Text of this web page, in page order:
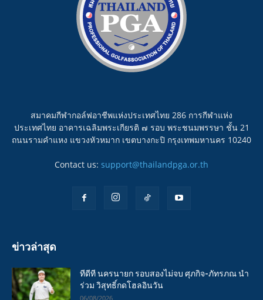
สมาคมกีฬากอล์ฟอาชีพแห่งประเทศไทย 286 การกีฬาแห่ง
ประเทศไทย อาคารเฉลิมพระเกียรติ ๗ รอบ พระชนมพรรษา ชั้น 21
ถนนรามคำแหง แขวงหัวหมาก เขตบางกะปิ กรุงเทพมหานคร 10240
Contact us: support@thailandpga.or.th
ข่าวล่าสุด
ทีดีที นครนายก รอบสองไม่จบ ศุภกิจ-ภัทรภณ นำ
ร่วม วิสุทธิ์กดโฮลอินวัน
06/08/2026